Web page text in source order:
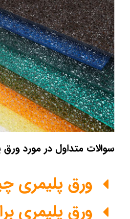
سوالات متداول در مورد ورق
ورق پلیمری
ورق پلیمری